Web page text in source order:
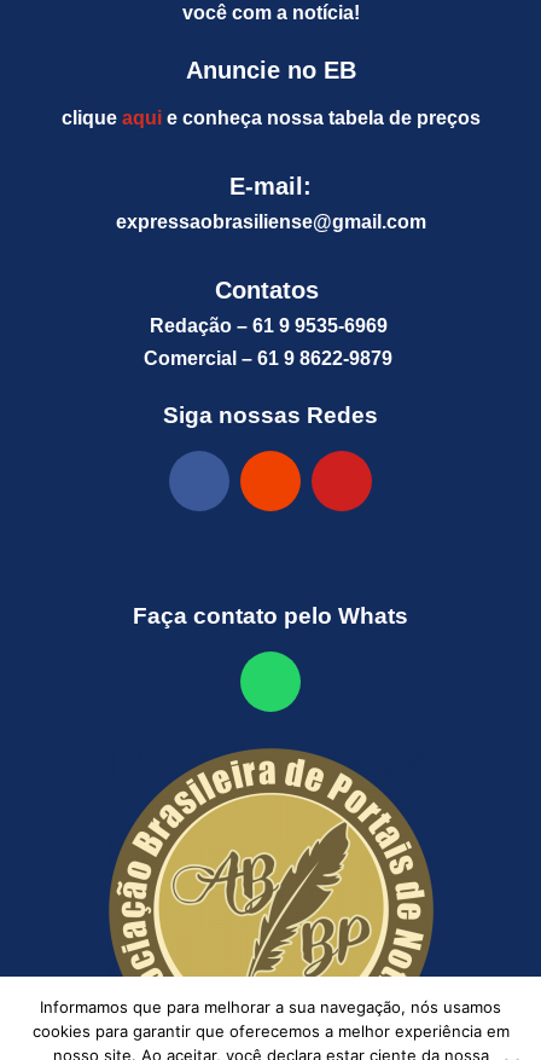
você com a notícia!
Anuncie no EB
clique aquie conheça nossa tabela de preços
E-mail:
expressaobrasiliense@gmail.com
Contatos
Redação – 61 9 9535-6969
Comercial – 61 9 8622-9879
Siga nossas Redes
Faça contato pelo Whats
Informamos que para melhorar a sua navegação, nós usamos
cookies para garantir que oferecemos a melhor experiência em
nosso site. Ao aceitar, você declara estar ciente da nossa